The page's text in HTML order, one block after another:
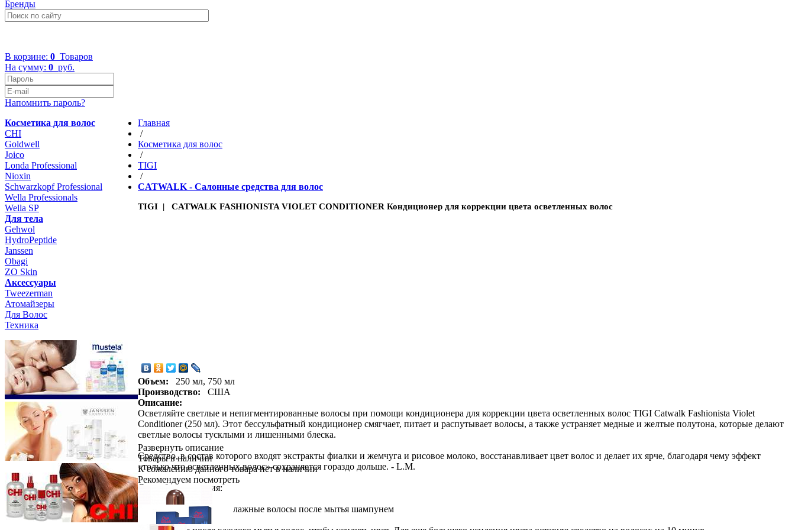
Бренды
В корзине: 0 Товаров
На сумму: 0 руб.
Напомнить пароль?
Косметика для волос
CHI
Goldwell
Joico
Londa Professional
Nioxin
Schwarzkopf Professional
Wella Professionals
Wella SP
Для тела
Gehwol
HydroPeptide
Janssen
Obagi
ZO Skin
Aксессуары
Tweezerman
Атомайзеры
Для Волос
Техника
Главная
/
Косметика для волос
/
TIGI
/
CATWALK - Салонные средства для волос
TIGI | CATWALK FASHIONISTA VIOLET CONDITIONER Кондиционер для коррекции цвета осветленных волос
Объем:
250 мл, 750 мл
Производство:
США
Описание:
Осветляйте светлые и непигментированные волосы при помощи кондиционера для коррекции цвета осветленных волос TIGI Catwalk Fashionista Violet
Conditioner (250 мл). Этот бессульфатный кондиционер смягчает, питает и распутывает волосы, а также устраняет медные и желтые полутона, которые делают
светлые волосы тусклыми и лишенными блеска.
Средство, в состав которого входят экстракты фиалки и жемчуга и рисовое молоко, восстанавливает цвет волос и делает их ярче, благодаря чему эффект
«только что осветленных волос» сохраняется гораздо дольше. - L.M.
Способ применения:
Нанесите средство на влажные волосы после мытья шампунем
Тщательно смойте
Развернуть описание
Товары в наличии
К сожалению данного товара нет в наличии
Рекомендуем посмотреть